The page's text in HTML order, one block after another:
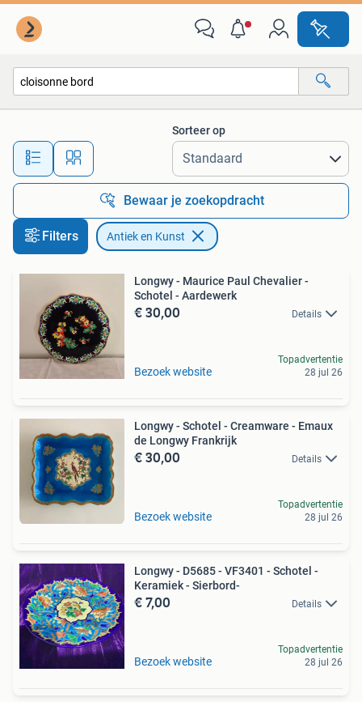
Alle afstanden…
Sorteer op
Bewaar je zoekopdracht
Filters Antiek en Kunst
Longwy - Maurice Paul Chevalier -
Schotel - Aardewerk
€ 30,00 Details
Bezoek website
Topadvertentie
28 jul 26
Longwy - Schotel - Creamware - Emaux
de Longwy Frankrijk
€ 30,00 Details
Bezoek website
Topadvertentie
28 jul 26
Longwy - D5685 - VF3401 - Schotel -
Keramiek - Sierbord-
€ 7,00 Details
Bezoek website
Topadvertentie
28 jul 26